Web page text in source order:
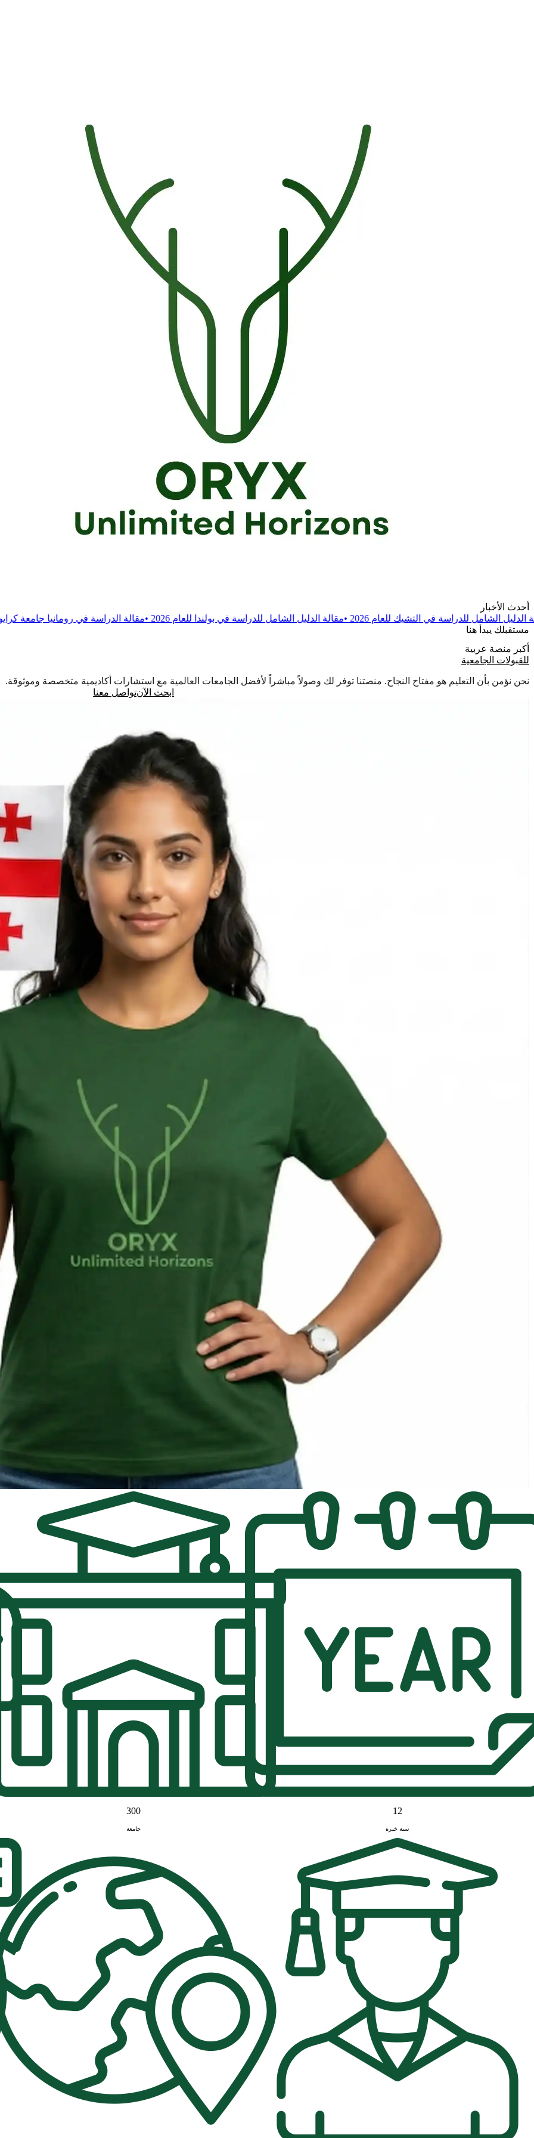
أحدث الأخبار
في التشيك للعام 2026
• مقالة الدليل الشامل للدراسة في بولندا للعام 2026 •مقالة الدراسة في رومانيا جامعة كرايوفا للطب والصيدلة •
مستقبلك يبدأ هنا
أكبر منصة عربية
للقبولات الجامعية
نحن نؤمن بأن التعليم هو مفتاح النجاح. منصتنا توفر لك وصولاً مباشراً لأفضل الجامعات العالمية مع استشارات أكاديمية متخصصة وموثوقة.
ابحث الآنتواصل معنا
12
سنة خبرة
300
جامعة